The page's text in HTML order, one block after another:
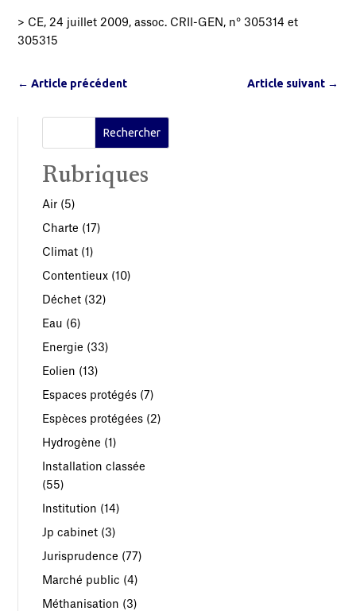
> CE, 24 juillet 2009, assoc. CRII-GEN, n° 305314 et
305315
←Article précédent Article suivant→
Rubriques
Air (5)
Charte (17)
Climat (1)
Contentieux (10)
Déchet (32)
Eau (6)
Energie (33)
Eolien (13)
Espaces protégés (7)
Espèces protégées (2)
Hydrogène (1)
Installation classée
(55)
Institution (14)
Jp cabinet (3)
Jurisprudence (77)
Marché public (4)
Méthanisation (3)